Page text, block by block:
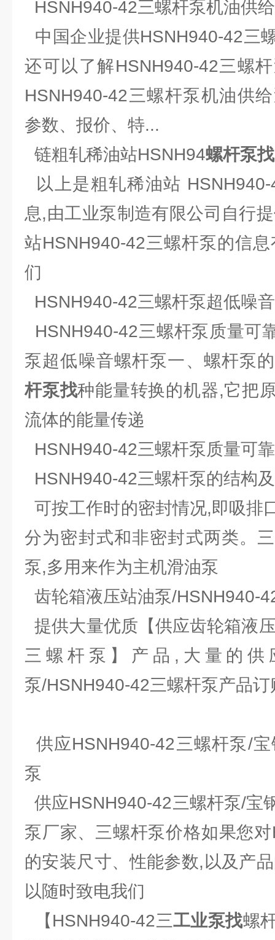
HSNH940-42三螺杆泵机油供
中国企业提供HSNH940-42三
还可以了解HSNH940-42三螺
HSNH940-42三螺杆泵机油供
参数、报价、特...
链粗轧稀油站HSNH94螺杆泵找
以上是粗轧稀油站
息,由工业泵制造有限公司自行
站HSNH940-42三螺杆泵的信
们
HSNH940-42三螺杆泵超低噪
HSNH940-42三螺杆泵质量可
泵超低噪音螺杆泵一、螺杆泵
杆泵找种能量转换的机器,它把
流体的能量传递
HSNH940-42三螺杆泵质量可
HSNH940-42三螺杆泵的结构
可按工作时的密封情况,即吸排
分为密封式和非密封式两类。
泵,多用来作为主机滑油泵
齿轮箱液压站油泵/HSNH940-
提供大量优质【供应齿轮箱液
三螺杆泵】产品,大量的供
泵/HSNH940-42三螺杆泵产品
供应HSNH940-42三螺杆泵/
泵
供应HSNH940-42三螺杆泵/宝
泵厂家、三螺杆泵价格如果您
的安装尺寸、性能参数,以及产
以随时致电我们
【HSNH940-42三工业泵找螺